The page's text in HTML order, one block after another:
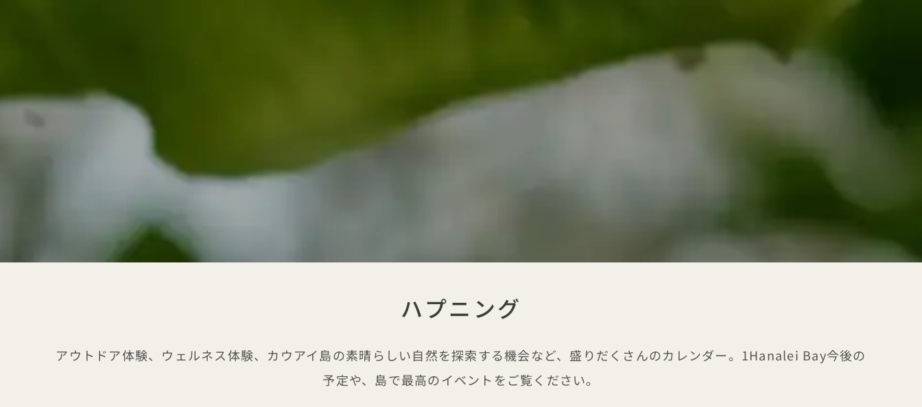
ハプニング
アウトドア体験、ウェルネス体験、カウアイ島の素晴らしい自然を探索する機会など、盛りだくさんのカレンダー。1Hanalei Bay今後の
予定や、島で最高のイベントをご覧ください。